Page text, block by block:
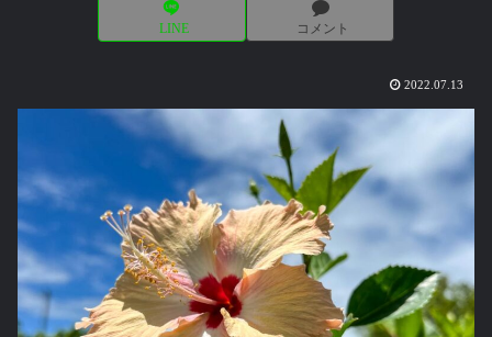
LINE コメント
2022.07.13